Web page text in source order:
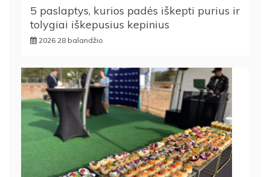
5 paslaptys, kurios padės iškepti purius ir
tolygiai iškepusius kepinius
2026 28 balandžio